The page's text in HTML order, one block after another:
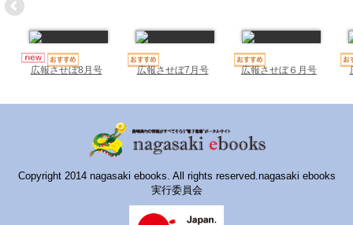
広報させぼ8月号 広報させぼ7月号 広報させぼ６月号
Copyright 2014 nagasaki ebooks. All rights reserved.nagasaki ebooks
実行委員会
おおむらebooks
みなみしまばらebooks
はさみebooks
ながさき市ebooks